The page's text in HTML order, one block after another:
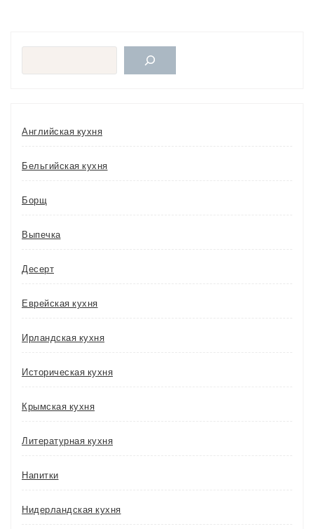
Английская кухня
Бельгийская кухня
Борщ
Выпечка
Десерт
Еврейская кухня
Ирландская кухня
Историческая кухня
Крымская кухня
Литературная кухня
Напитки
Нидерландская кухня